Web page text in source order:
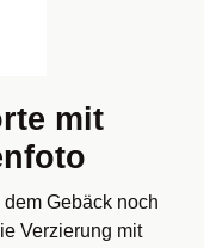
mit
Gebäck noch
Verzierung mit